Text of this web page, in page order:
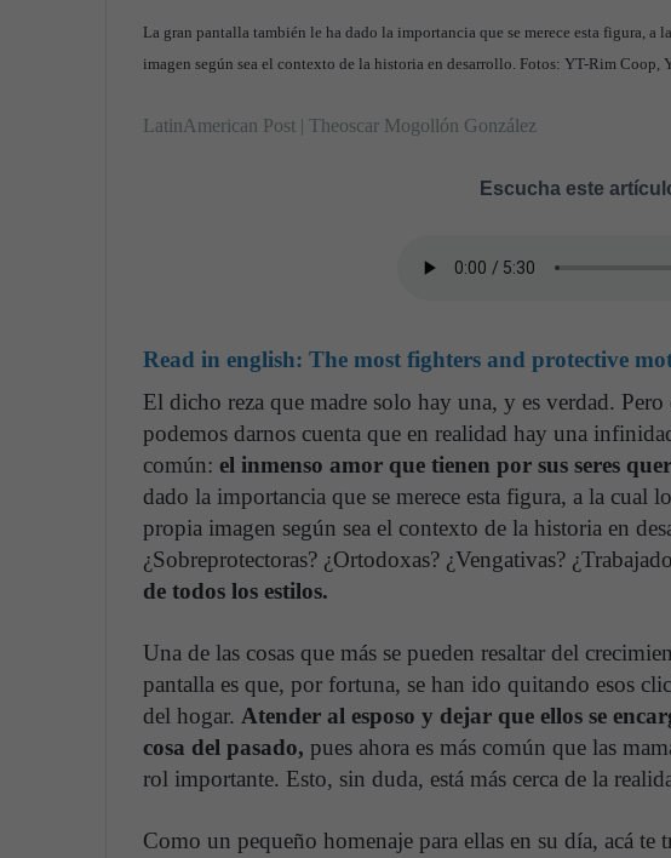
La gran pantalla también le ha dado la importancia que se merece esta figura, a
imagen según sea el contexto de la historia en desarrollo. Fotos: YT-Rim Coop,
LatinAmerican Post | Theoscar Mogollón González
Escucha este
Read in english: The most fighters and protective
El dicho reza que madre solo hay una, y es verdad.
podemos darnos cuenta que en realidad hay una
común: el inmenso amor que tienen por sus seres
dado la importancia que se merece esta figura, a la cual
propia imagen según sea el contexto de la historia en
¿Sobreprotectoras? ¿Ortodoxas? ¿Vengativas?
de todos los estilos.
Una de las cosas que más se pueden resaltar del
pantalla es que, por fortuna, se han ido quitando esos
del hogar. Atender al esposo y dejar que ellos se
cosa del pasado, pues ahora es más común que las
rol importante. Esto, sin duda, está más cerca de la
Como un pequeño homenaje para ellas en su día, acá te